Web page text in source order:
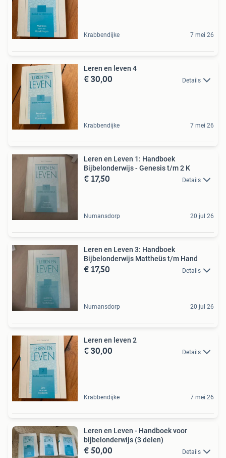
Krabbendijke 7 mei 26
Leren en leven 4
€ 30,00 Details
Krabbendijke 7 mei 26
Leren en Leven 1: Handboek
Bijbelonderwijs - Genesis t/m 2 K
€ 17,50 Details
Numansdorp 20 jul 26
Leren en Leven 3: Handboek
Bijbelonderwijs Mattheüs t/m Hand
€ 17,50 Details
Numansdorp 20 jul 26
Leren en leven 2
€ 30,00 Details
Krabbendijke 7 mei 26
Leren en Leven - Handboek voor
bijbelonderwijs (3 delen)
€ 50,00 Details